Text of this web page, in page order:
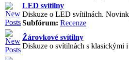
LED svítilny
Diskuze o LED svítilnách.
Subfórum: Recenze
Žárovkové svítilny
Diskuze o svítilnách s klasickými